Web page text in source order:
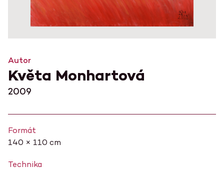
Autor
Květa Monhartová
2009
Formát
140 × 110 cm
Technika